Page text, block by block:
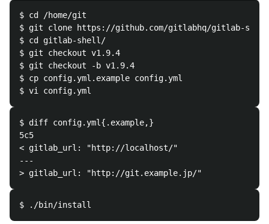
$ cd /home/git
$ git clone https://github.com/gitlabhq/gitlab-
$ cd gitlab-shell/
$ git checkout v1.9.4
$ git checkout -b v1.9.4
$ cp config.yml.example config.yml
$ diff config.yml{.example,}
5c5
< gitlab_url: "http://localhost/"
---